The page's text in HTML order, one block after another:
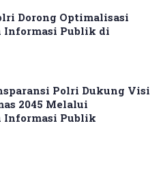
Dorong Optimalisasi
Informasi Publik di
Polri Dukung Visi
2045 Melalui
Informasi Publik